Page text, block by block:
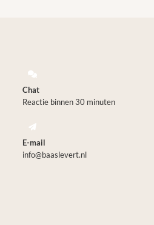
Chat
Reactie binnen 30 minuten
E-mail
info@baaslevert.nl